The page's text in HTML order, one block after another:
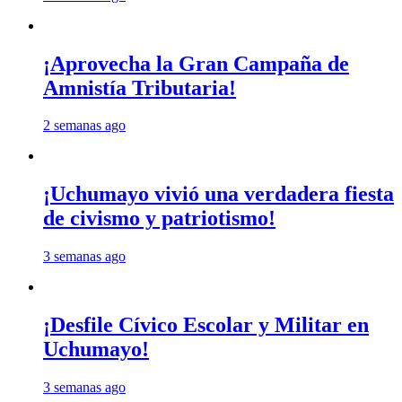
¡Aprovecha la Gran Campaña de
Amnistía Tributaria!
2 semanas ago
¡Uchumayo vivió una verdadera fiesta
de civismo y patriotismo!
3 semanas ago
¡Desfile Cívico Escolar y Militar en
Uchumayo!
3 semanas ago